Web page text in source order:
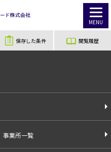
MENU
保存した条件 閲覧履歴
事業所一覧